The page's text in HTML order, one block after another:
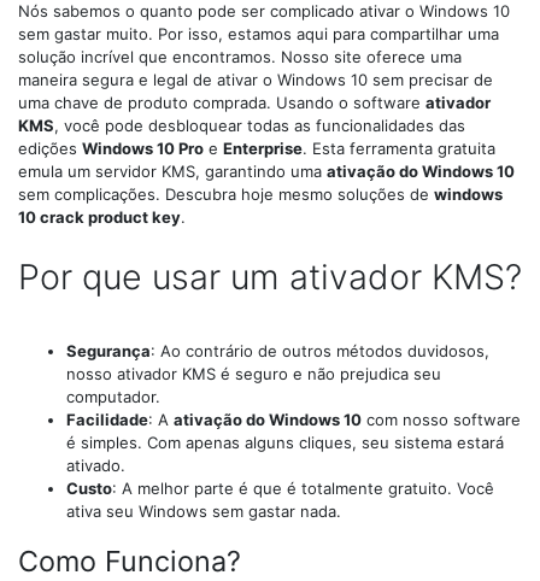
Nós sabemos o quanto pode ser complicado ativar o Windows 10
sem gastar muito. Por isso, estamos aqui para compartilhar uma
solução incrível que encontramos. Nosso site oferece uma
maneira segura e legal de ativar o Windows 10 sem precisar de
uma chave de produto comprada. Usando o software ativador
KMS, você pode desbloquear todas as funcionalidades das
edições Windows 10 Pro e Enterprise. Esta ferramenta gratuita
emula um servidor KMS, garantindo uma ativação do Windows 10
sem complicações. Descubra hoje mesmo soluções de windows
10 crack product key.
Por que usar um ativador KMS?
Segurança: Ao contrário de outros métodos duvidosos,
nosso ativador KMS é seguro e não prejudica seu
computador.
Facilidade: A ativação do Windows 10 com nosso software
é simples. Com apenas alguns cliques, seu sistema estará
ativado.
Custo: A melhor parte é que é totalmente gratuito. Você
ativa seu Windows sem gastar nada.
Como Funciona?